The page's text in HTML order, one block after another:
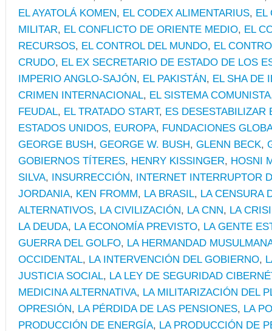
EL AYATOLÁ KOMEN, EL CODEX ALIMENTARIUS, EL
MILITAR, EL CONFLICTO DE ORIENTE MEDIO, EL
RECURSOS, EL CONTROL DEL MUNDO, EL
CRUDO, EL EX SECRETARIO DE ESTADO DE LOS
IMPERIO ANGLO-SAJÓN, EL PAKISTÁN, EL SHA DE
CRIMEN INTERNACIONAL, EL SISTEMA COMUNISTA
FEUDAL, EL TRATADO START, ES DESESTABILIZAR
ESTADOS UNIDOS, EUROPA, FUNDACIONES
GEORGE BUSH, GEORGE W. BUSH, GLENN BECK,
GOBIERNOS TÍTERES, HENRY KISSINGER, HOSNI
SILVA, INSURRECCIÓN, INTERNET INTERRUPTOR
JORDANIA, KEN FROMM, LA BRASIL, LA CENSURA
ALTERNATIVOS, LA CIVILIZACIÓN, LA CNN, LA
LA DEUDA, LA ECONOMÍA PREVISTO, LA GENTE
GUERRA DEL GOLFO, LA HERMANDAD
OCCIDENTAL, LA INTERVENCIÓN DEL GOBIERNO,
JUSTICIA SOCIAL, LA LEY DE SEGURIDAD
MEDICINA ALTERNATIVA, LA MILITARIZACIÓN DEL
OPRESIÓN, LA PÉRDIDA DE LAS PENSIONES, LA
PRODUCCIÓN DE ENERGÍA, LA PRODUCCIÓN DE